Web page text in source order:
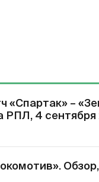
«Спартак» –
РПЛ, 4 сентября